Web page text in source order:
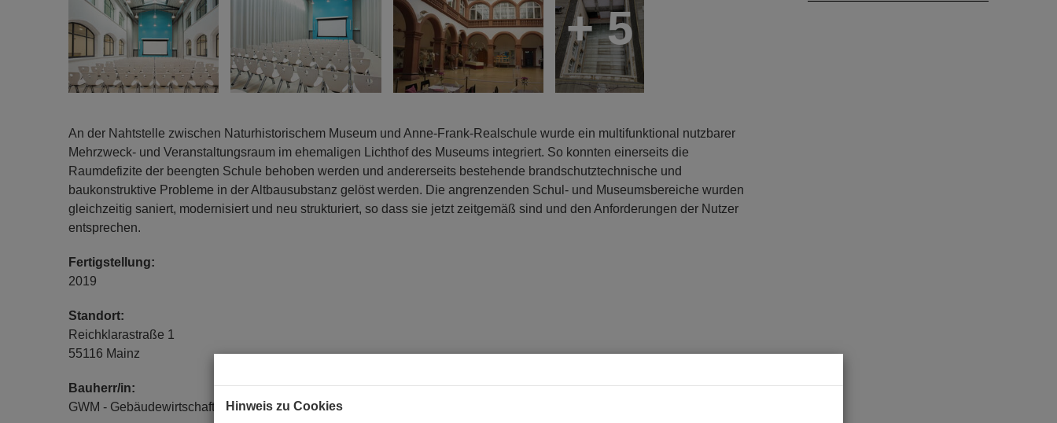
+ 5
An der Nahtstelle zwischen Naturhistorischem Museum und Anne-Frank-Realschule wurde ein multifunktional nutzbarer
Mehrzweck- und Veranstaltungsraum im ehemaligen Lichthof des Museums integriert. So konnten einerseits die
Raumdefizite der beengten Schule behoben werden und andererseits bestehende brandschutztechnische und
baukonstruktive Probleme in der Altbausubstanz gelöst werden. Die angrenzenden Schul- und Museumsbereiche wurden
gleichzeitig saniert, modernisiert und neu strukturiert, so dass sie jetzt zeitgemäß sind und den Anforderungen der Nutzer
entsprechen.
Fertigstellung:
2019
Standort:
Reichklarastraße 1
55116 Mainz
Bauherr/in:
GWM - Gebäudewirtschaft Mainz , Mainz,http://www.gwm-mainz.de
Hinweis zu Cookies